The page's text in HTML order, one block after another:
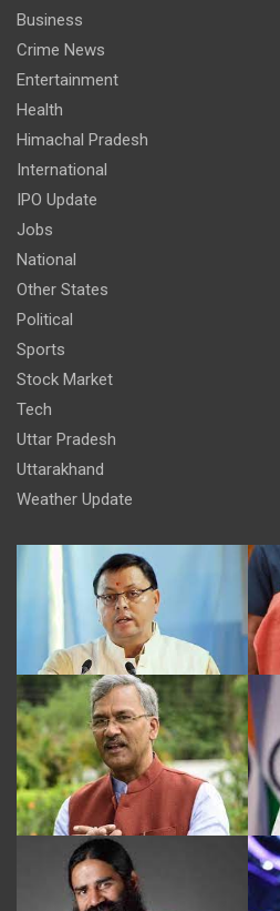
Business
Crime News
Entertainment
Health
Himachal Pradesh
International
IPO Update
Jobs
National
Other States
Political
Sports
Stock Market
Tech
Uttar Pradesh
Uttarakhand
Weather Update